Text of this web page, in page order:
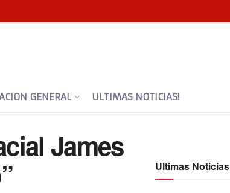
GENERAL ULTIMAS NOTICIAS!
James
Ultimas Noticias